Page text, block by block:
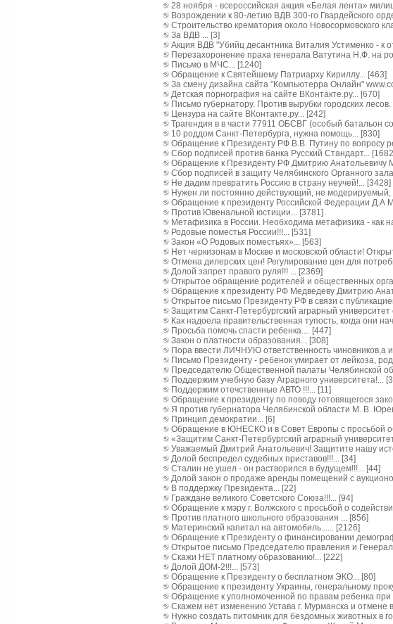
28 ноября - всероссийская акция «Белая лента»
Возрождении к 80-летию ВДВ 300-го Гвардейского
Строительство крематория около Новосормовского
За ВДВ ... [3]
Акция ВДВ "Убийц десантника Виталия Устименко - к
Перезахоронение праха генерала Ватутина Н.Ф. на
Письмо в МЧС... [1240]
Обращение к Святейшему Патриарху Кириллу... [463]
За смену дизайна сайта "Компьютерра Онлайн"
Детская порнография на сайте ВКонтакте.ру... [670]
Письмо губернатору. Против вырубки городских
Цензура на сайте ВКонтакте.ру... [242]
Трагендия в в части 77911 ОБСВГ (особый батальон
10 роддом Санкт-Петербурга, нужна помощь... [830]
Обращение к Президенту РФ В.В. Путину по вопросу
Сбор подписей против банка Русский Стандарт...
Обращение к Президенту РФ Дмитрию Анатольевичу
Сбор подписей в защиту Челябинского Органного
Не дадим превратить Россию в страну неучей!... [3428]
Нужен ли постоянно действующий, не
Обращение к президенту Российской Федерации
Против Ювенальной юстиции... [3781]
Метафизика в России. Необходима метафизика - как
Родовые поместья России!!!... [531]
Закон «О Родовых поместьях»... [563]
Нет черкизонам в Москве и московской области!
Отмена дилерских цен! Регулирование цен для
Долой запрет правого руля!!! ... [2369]
Открытое обращение родителей и общественных
Обращение к президенту РФ Медведеву Дмитрию
Открытое письмо Президенту РФ в связи с
Защитим Санкт-Петербургский аграрный
Как надоела правительственная тупость, когда они
Просьба помочь спасти ребенка.... [447]
Закон о платности образования... [308]
Пора ввести ЛИЧНУЮ ответственность чиновников,а
Письмо Президенту - ребенок умирает от лейкоза,
Председателю Общественной палаты Челябинской
Поддержим учебную базу Аграрного университета!...
Поддержим отечственные АВТО !!!... [11]
Обращение к президенту по поводу готовящегося
Я против губернатора Челябинской области М. В.
Принцип демократии... [6]
Обращение в ЮНЕСКО и в Совет Европы с просьбой
«Защитим Санкт-Петербургский аграрный
Уважаемый Дмитрий Анатольевич! Защитите нашу
Долой беспредел судебных приставов!!!... [34]
Сталин не ушел - он растворился в будущем!!!... [44]
Долой закон о продаже аренды помещений с
В поддержку Президента... [22]
Граждане великого Советского Союза!!!... [94]
Обращение к мэру г. Волжского с просьбой о
Против платного школьного образования ... [856]
Материнский капитал на автомобиль...... [2126]
Обращение к Президенту о финансировании
Открытое письмо Председателю правления и
Скажи НЕТ платному образованию!... [222]
Долой ДОМ-2!!!... [573]
Обращение к Президенту о бесплатном ЭКО... [80]
Обращение к президенту Украины, генеральному
Обращение к уполномоченной по правам ребенка при
Скажем нет изменению Устава г. Мурманска и отмене
Нужно создать питомник для бездомных животных в